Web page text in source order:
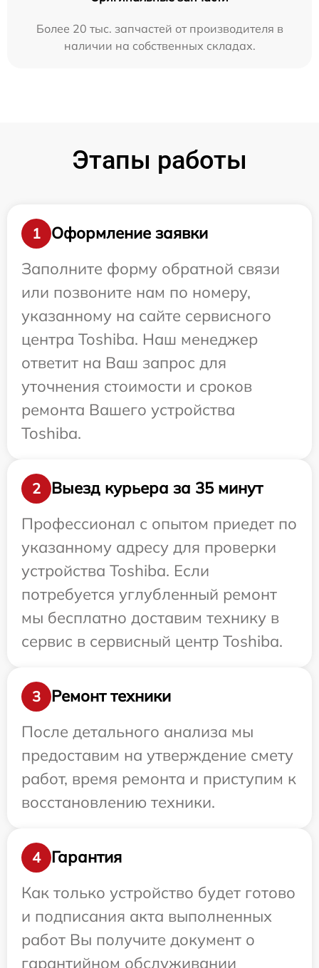
Более 20 тыс. запчастей от производителя в
наличии на собственных складах.
Этапы работы
1
Оформление заявки
Заполните форму обратной связи
или позвоните нам по номеру,
указанному на сайте сервисного
центра Toshiba. Наш менеджер
ответит на Ваш запрос для
уточнения стоимости и сроков
ремонта Вашего устройства
Toshiba.
2
Выезд курьера за 35 минут
Профессионал с опытом приедет по
указанному адресу для проверки
устройства Toshiba. Если
потребуется углубленный ремонт
мы бесплатно доставим технику в
сервис в сервисный центр Toshiba.
3
Ремонт техники
После детального анализа мы
предоставим на утверждение смету
работ, время ремонта и приступим к
восстановлению техники.
4
Гарантия
Как только устройство будет готово
и подписания акта выполненных
работ Вы получите документ о
гарантийном обслуживании